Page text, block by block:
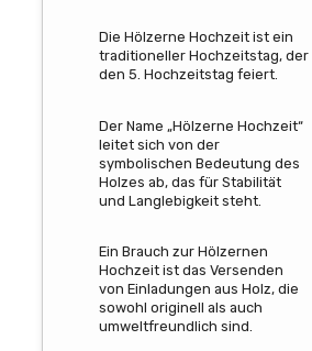
Die Hölzerne Hochzeit ist ein
traditioneller Hochzeitstag, der
den 5. Hochzeitstag feiert.
Der Name „Hölzerne Hochzeit“
leitet sich von der
symbolischen Bedeutung des
Holzes ab, das für Stabilität
und Langlebigkeit steht.
Ein Brauch zur Hölzernen
Hochzeit ist das Versenden
von Einladungen aus Holz, die
sowohl originell als auch
umweltfreundlich sind.